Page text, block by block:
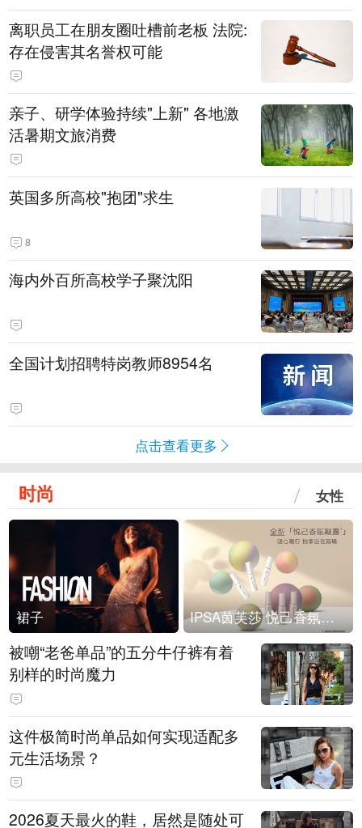
离职员工在朋友圈吐槽前老板 法院:
存在侵害其名誉权可能
亲子、研学体验持续"上新" 各地激
活暑期文旅消费
英国多所高校"抱团"求生
8
海内外百所高校学子聚沈阳
全国计划招聘特岗教师8954名
点击查看更多
时尚 女性
裙子 IPSA茵芙莎 悦己香氛凝露上市
被嘲“老爸单品”的五分牛仔裤有着
别样的时尚魔力
这件极简时尚单品如何实现适配多
元生活场景？
2026夏天最火的鞋，居然是随处可